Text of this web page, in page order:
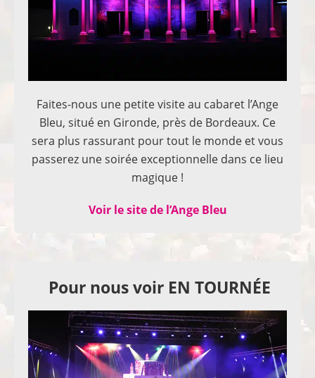
Faites-nous une petite visite au cabaret l’Ange
Bleu, situé en Gironde, près de Bordeaux. Ce
sera plus rassurant pour tout le monde et vous
passerez une soirée exceptionnelle dans ce lieu
magique !
Voir le site de l’Ange Bleu
Pour nous voir EN TOURNÉE